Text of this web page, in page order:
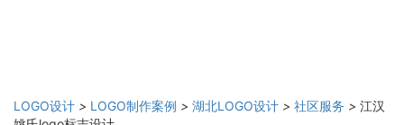
LOGO设计 > LOGO制作案例 > 湖北LOGO设计 > 社区服务 > 江汉